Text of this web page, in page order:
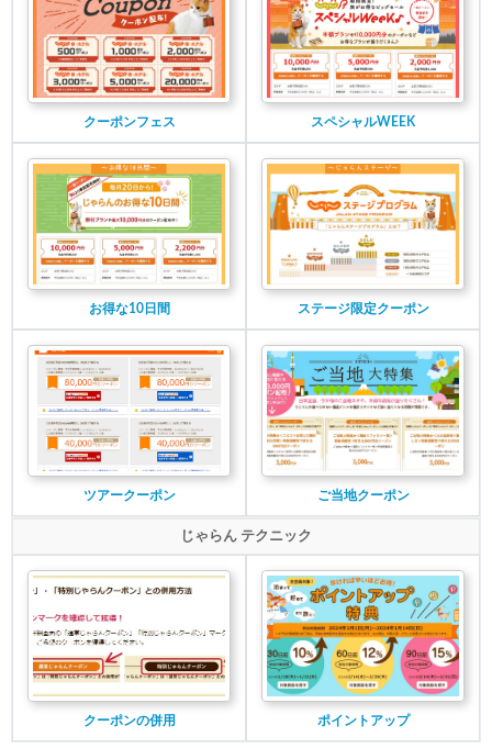
クーポンフェス スペシャルWEEK
お得な10日間 ステージ限定クーポン
ツアークーポン ご当地クーポン
じゃらん テクニック
クーポンの併用 ポイントアップ